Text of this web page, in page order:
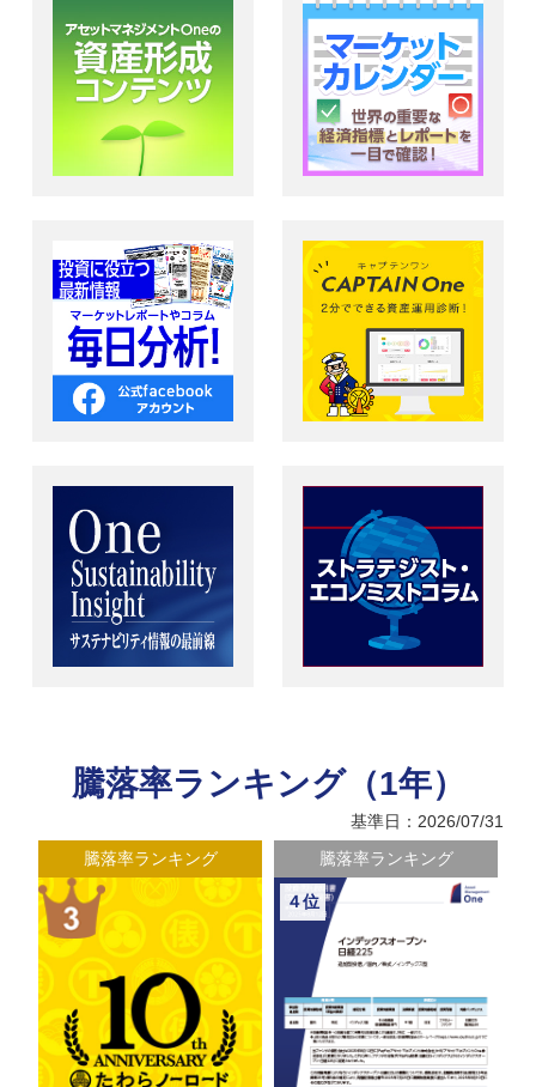
騰落率ランキング（1年）
基準日：2026/07/31
騰落率ランキング
騰落率ランキング
４位